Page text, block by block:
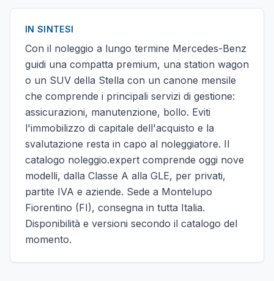
IN SINTESI
Con il noleggio a lungo termine Mercedes-Benz
guidi una compatta premium, una station wagon
o un SUV della Stella con un canone mensile
che comprende i principali servizi di gestione:
assicurazioni, manutenzione, bollo. Eviti
l'immobilizzo di capitale dell'acquisto e la
svalutazione resta in capo al noleggiatore. Il
catalogo noleggio.expert comprende oggi nove
modelli, dalla Classe A alla GLE, per privati,
partite IVA e aziende. Sede a Montelupo
Fiorentino (FI), consegna in tutta Italia.
Disponibilità e versioni secondo il catalogo del
momento.